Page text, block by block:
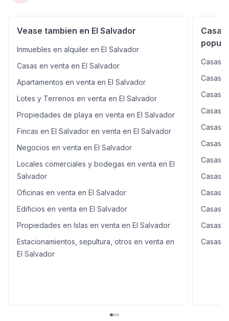
Vease tambien en El Salvador
Inmuebles en alquiler en El Salvador
Casas en venta en El Salvador
Apartamentos en venta en El Salvador
Lotes y Terrenos en venta en El Salvador
Propiedades de playa en venta en El Salvador
Fincas en El Salvador en venta en El Salvador
Negocios en venta en El Salvador
Locales comerciales y bodegas en venta en El
Salvador
Oficinas en venta en El Salvador
Edificios en venta en El Salvador
Propiedades en Islas en venta en El Salvador
Estacionamientos, sepultura, otros en venta en
El Salvador
Casas
Casas
Casas
Casas
Casas
Casas
Casas
Casas
Casas
Casas
Casas
Casas